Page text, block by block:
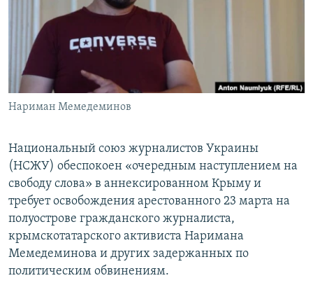
ПОБЕДИТЕЛЕЙ НЕ СУДЯТ?
КРЫМ.НЕПОКОРЕННЫЙ
ELIFBE
УКРАИНСКАЯ ПРОБЛЕМА КРЫМА
ПРИСОЕДИНЯЙТЕСЬ!
Все сайты RFE/RL
Нариман Мемедеминов
Национальный союз журналистов Украины
(НСЖУ) обеспокоен «очередным наступлением на
свободу слова» в аннексированном Крыму и
требует освобождения арестованного 23 марта на
полуострове гражданского журналиста,
крымскотатарского активиста Наримана
Мемедеминова и других задержанных по
политическим обвинениям.